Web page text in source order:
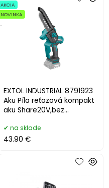
EXTOL INDUSTRIAL 8791923
Aku Píla reťazová kompakt
aku Share20V,bez
AKCIA
NOVINKA
.
na sklade
43.90 €